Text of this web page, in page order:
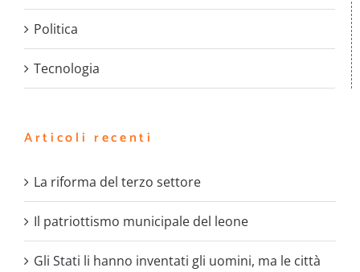
Politica
Tecnologia
Articoli recenti
La riforma del terzo settore
Il patriottismo municipale del leone
Gli Stati li hanno inventati gli uomini, ma le città